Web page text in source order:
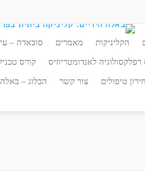
הקליניקות מאמרים סובאדה –
רפלקסולוגיה לאנדומטריוזיס קורס
טיפולים צור קשר הבלוג – באלה